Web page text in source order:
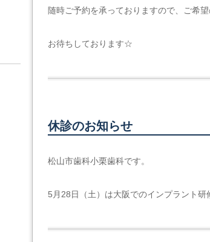
随時ご予約を承っておりますので、ご希
お待ちしております☆
休診のお知らせ
松山市歯科小栗歯科です。
5月28日（土）は大阪でのインプラント研